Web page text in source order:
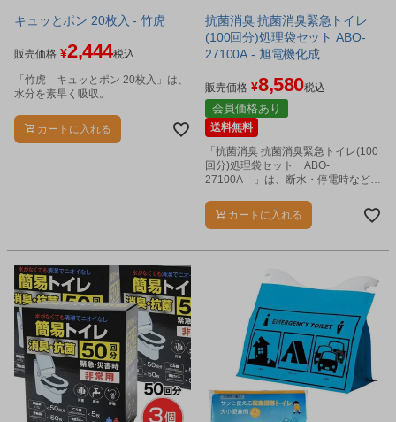
キュッとポン 20枚入 - 竹虎
販売価格 ¥2,444税込
「竹虎 キュッとポン 20枚入」は、
水分を素早く吸収。
カートに入れる
抗菌消臭 抗菌消臭緊急トイレ
(100回分)処理袋セット ABO-
27100A - 旭電機化成
販売価格 ¥8,580税込
会員価格あり
送料無料
「抗菌消臭 抗菌消臭緊急トイレ(100
回分)処理袋セット ABO-
27100A 」は、断水・停電時などの
です。
カートに入れる